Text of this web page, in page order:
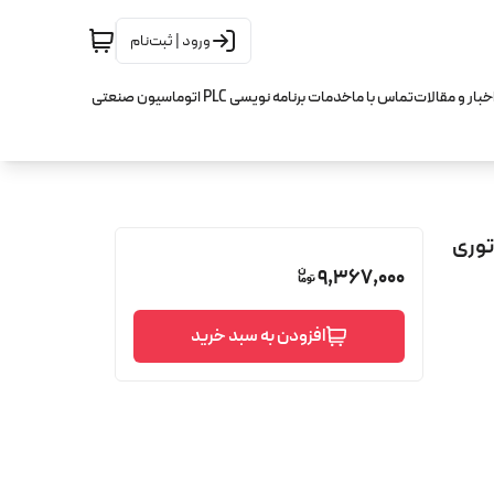
ورود | ثبت‌نام
و مقالاتتماس با ماخدمات برنامه نویسی PLC اتوماسیون صنعتی
9,367,000
افزودن به سبد خرید